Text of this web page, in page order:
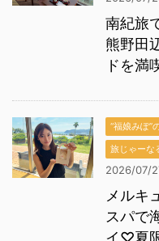
南紀旅
熊野田
ドを満
“福娘みぽ”
旅じゃーな
2026/07/
メルキ
スパで
イ♡夏